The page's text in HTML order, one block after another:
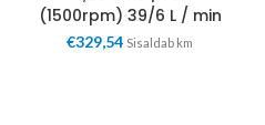
(1500rpm) 39/6 L / min
€329,54 Sisaldab km